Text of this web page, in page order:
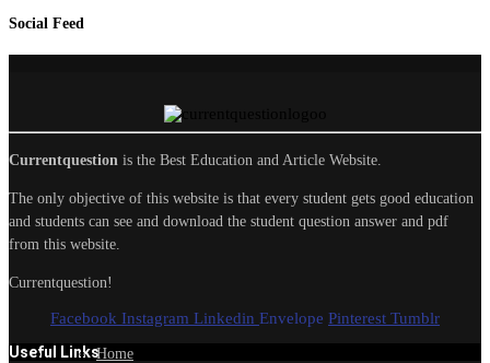
Social Feed
Currentquestion is the Best Education and Article Website.
The only objective of this website is that every student gets good education
and students can see and download the student question answer and pdf
from this website.
Currentquestion!
Facebook Instagram Linkedin Envelope Pinterest Tumblr
Useful LinksHome